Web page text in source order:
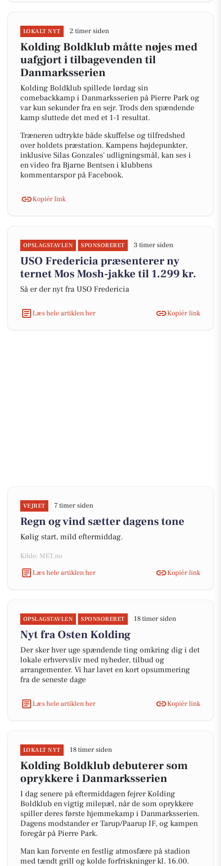
LOKALT NYT 2 timer siden
Kolding Boldklub måtte nøjes med
uafgjort i tilbagevenden til
Danmarksserien
Kolding Boldklub spillede lørdag sin
comebackkamp i Danmarksserien på Pierre Park og
var kun sekunder fra en sejr. Trods den spændende
kamp sluttede det med et 1-1 resultat.
Træneren udtrykte både skuffelse og tilfredshed
over holdets præstation. Kampens højdepunkter,
inklusive Silas Gonzales' udligningsmål, kan ses i
en video fra Bjarne Bentsen i klubbens
kommentarspor på Facebook.
Kopiér link
OPSLAGSTAVLEN SPONSORERET 3 timer siden
USO Fredericia præsenterer ny
ternet Mos Mosh-jakke til 1.299 kr.
Så er der nyt fra USO Fredericia
Læs hele artiklen her Kopiér link
VEJRET 7 timer siden
Regn og vind sætter dagens tone
Kølig start, mild eftermiddag.
Kilde: MET.no
Læs hele artiklen her
Kopiér link
OPSLAGSTAVLEN SPONSORERET 18 timer siden
Nyt fra Osten Kolding
Der sker hver uge spændende ting omkring dig i det
lokale erhvervsliv med nyheder, tilbud og
arrangementer. Vi har lavet en kort opsummering
fra de seneste dage
Læs hele artiklen her Kopiér link
LOKALT NYT 18 timer siden
Kolding Boldklub debuterer som
oprykkere i Danmarksserien
I dag senere på eftermiddagen fejrer Kolding
Boldklub en vigtig milepæl, når de som oprykkere
spiller deres første hjemmekamp i Danmarksserien.
Dagens modstander er Tarup/Paarup IF, og kampen
foregår på Pierre Park.
Man kan forvente en festlig atmosfære på stadion
med tændt grill og kolde forfriskninger kl. 16.00.